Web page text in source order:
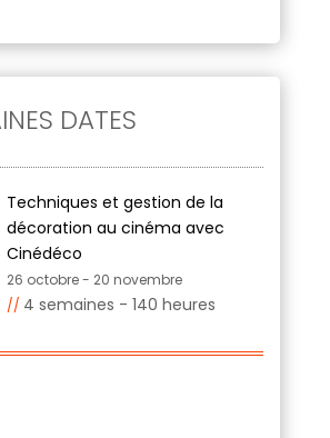
DATES
Techniques et gestion de la
décoration au cinéma avec
Cinédéco
26 octobre- 20 novembre
4 semaines - 140 heures